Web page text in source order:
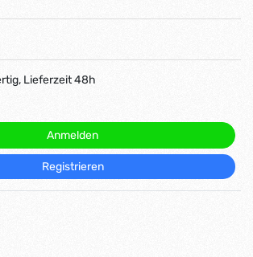
Lieferzeit 48h
Anmelden
Registrieren